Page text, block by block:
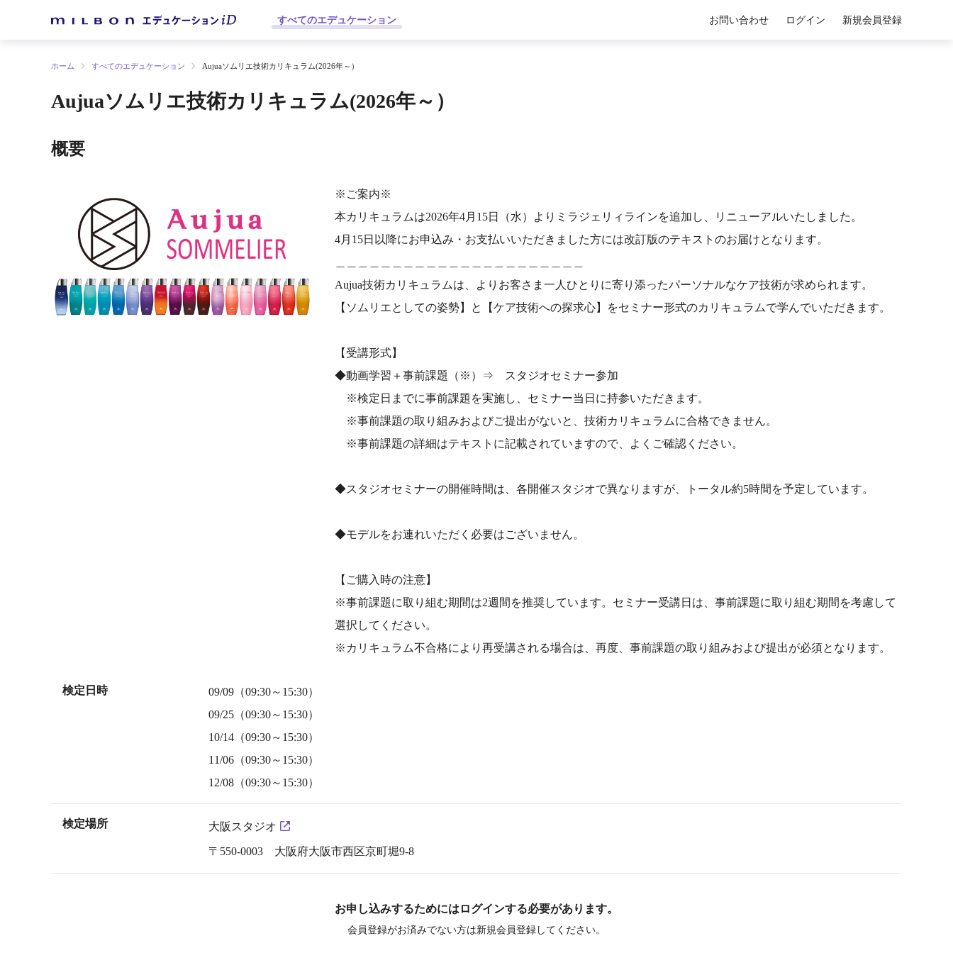
すべてのエデュケーション お問い合わせ ログイン 新規会員登録
ホーム すべてのエデュケーション Aujuaソムリエ技術カリキュラム(2026年～）
Aujuaソムリエ技術カリキュラム(2026年～）
概要
※ご案内※
本カリキュラムは2026年4月15日（水）よりミラジェリィラインを追加し、リニューアルいたしました。
4月15日以降にお申込み・お支払いいただきました方には改訂版のテキストのお届けとなります。
Aujua技術カリキュラムは、よりお客さま一人ひとりに寄り添ったパーソナルなケア技術が求められます。
【ソムリエとしての姿勢】と【ケア技術への探求心】をセミナー形式のカリキュラムで学んでいただきます。
【受講形式】
◆動画学習＋事前課題（※）⇒ スタジオセミナー参加
※検定日までに事前課題を実施し、セミナー当日に持参いただきます。
※事前課題の取り組みおよびご提出がないと、技術カリキュラムに合格できません。
※事前課題の詳細はテキストに記載されていますので、よくご確認ください。
◆スタジオセミナーの開催時間は、各開催スタジオで異なりますが、トータル約5時間を予定しています。
◆モデルをお連れいただく必要はございません。
【ご購入時の注意】
※事前課題に取り組む期間は2週間を推奨しています。セミナー受講日は、事前課題に取り組む期間を考慮して
選択してください。
※カリキュラム不合格により再受講される場合は、再度、事前課題の取り組みおよび提出が必須となります。
検定日時
09/09（09:30～15:30）
09/25（09:30～15:30）
10/14（09:30～15:30）
11/06（09:30～15:30）
12/08（09:30～15:30）
検定場所 大阪スタジオ
〒550-0003 大阪府大阪市西区京町堀9-8
お申し込みするためにはログインする必要があります。
会員登録がお済みでない方は新規会員登録してください。